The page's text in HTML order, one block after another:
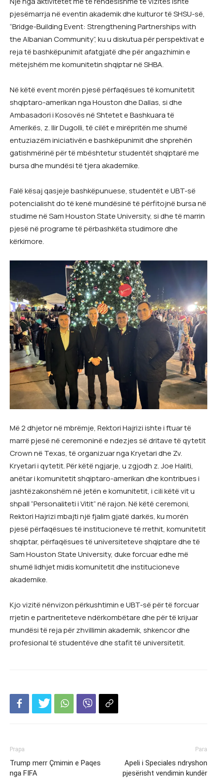
pjesëmarrja në eventin akademik dhe kulturor të SHSU-së,
“Bridge-Building Event: Strengthening Partnerships with
the Albanian Community”, ku u diskutua për perspektivat e
reja të bashkëpunimit afatgjatë dhe për angazhimin e
mëtejshëm me komunitetin shqiptar në SHBA.
Në këtë event morën pjesë përfaqësues të komunitetit
shqiptaro-amerikan nga Houston dhe Dallas, si dhe
Ambasadori i Kosovës në Shtetet e Bashkuara të
Amerikës, z. Ilir Dugolli, të cilët e mirëpritën me shumë
entuziazëm iniciativën e bashkëpunimit dhe shprehën
gatishmërinë për të mbështetur studentët shqiptarë me
bursa dhe mundësi të tjera akademike.
Falë kësaj qasjeje bashkëpunuese, studentët e UBT-së
potencialisht do të kenë mundësinë të përfitojnë bursa në
studime në Sam Houston State University, si dhe të marrin
pjesë në programe të përbashkëta studimore dhe
kërkimore.
Më 2 dhjetor në mbrëmje, Rektori Hajrizi ishte i ftuar të
marrë pjesë në ceremoninë e ndezjes së dritave të qytetit
Crown në Texas, të organizuar nga Kryetari dhe Zv.
Kryetari i qytetit. Për këtë ngjarje, u zgjodh z. Joe Haliti,
anëtar i komunitetit shqiptaro-amerikan dhe kontribues i
jashtëzakonshëm në jetën e komunitetit, i cili këtë vit u
shpall “Personaliteti i Vitit” në rajon. Në këtë ceremoni,
Rektori Hajrizi mbajti një fjalim gjatë darkës, ku morën
pjesë përfaqësues të institucioneve të rrethit, komunitetit
shqiptar, përfaqësues të universiteteve shqiptare dhe të
Sam Houston State University, duke forcuar edhe më
shumë lidhjet midis komunitetit dhe institucioneve
akademike.
Kjo vizitë nënvizon përkushtimin e UBT-së për të forcuar
rrjetin e partneriteteve ndërkombëtare dhe për të krijuar
mundësi të reja për zhvillimin akademik, shkencor dhe
profesional të studentëve dhe stafit të universitetit.
Prapa
Trump merr Çmimin e Paqes
nga FIFA
Para
Apeli i Speciales ndryshon
pjesërisht vendimin kundër